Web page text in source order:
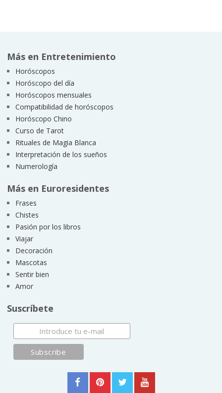
Más en Entretenimiento
Horóscopos
Horóscopo del día
Horóscopos mensuales
Compatibilidad de horóscopos
Horóscopo Chino
Curso de Tarot
Rituales de Magia Blanca
Interpretación de los sueños
Numerología
Más en Euroresidentes
Frases
Chistes
Pasión por los libros
Viajar
Decoración
Mascotas
Sentir bien
Amor
Suscríbete